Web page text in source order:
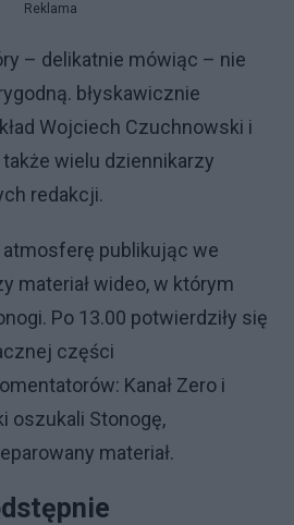
Reklama
– delikatnie mówiąc – nie
błyskawicznie
Wojciech Czuchnowski i
także wielu dziennikarzy
redakcji.
atmosferę publikując we
materiał wideo, w którym
Po 13.00 potwierdziły się
części
Kanał Zero i
oszukali Stonogę,
materiał.